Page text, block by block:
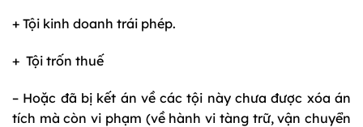
+ Tội kinh doanh trái phép.
+ Tội trốn thuế
– Hoặc đã bị kết án về các tội này chưa được xóa án
tích mà còn vi phạm (về hành vi tàng trữ, vận chuyển